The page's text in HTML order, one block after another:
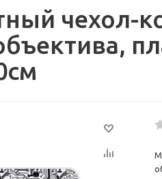
чехол-